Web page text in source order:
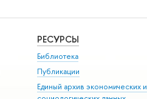
РЕСУРСЫ
Библиотека
Публикации
Единый архив экономических и